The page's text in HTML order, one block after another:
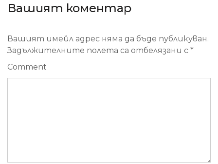
Вашият коментар
Вашият имейл адрес няма да бъде публикуван.
Задължителните полета са отбелязани с *
Comment